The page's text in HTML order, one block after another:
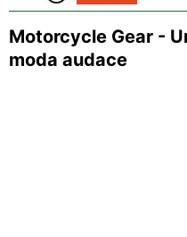
Motorcycle Gear -
moda audace